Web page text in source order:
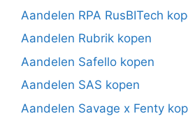
Aandelen RPA RusBITech
Aandelen Rubrik kopen
Aandelen Safello kopen
Aandelen SAS kopen
Aandelen Savage x Fenty